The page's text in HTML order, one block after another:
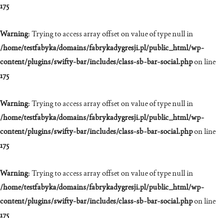
175
Warning: Trying to access array offset on value of type null in
/home/testfabyka/domains/fabrykadygresji.pl/public_html/wp-
content/plugins/swifty-bar/includes/class-sb-bar-social.phpon line
175
Warning: Trying to access array offset on value of type null in
/home/testfabyka/domains/fabrykadygresji.pl/public_html/wp-
content/plugins/swifty-bar/includes/class-sb-bar-social.phpon line
175
Warning: Trying to access array offset on value of type null in
/home/testfabyka/domains/fabrykadygresji.pl/public_html/wp-
content/plugins/swifty-bar/includes/class-sb-bar-social.phpon line
175